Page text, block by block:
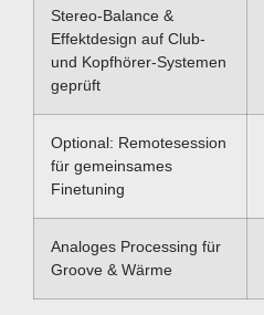
Stereo-Balance &
Effektdesign auf Club-
und Kopfhörer-Systemen
geprüft
Optional: Remotesession
für gemeinsames
Finetuning
Analoges Processing für
Groove & Wärme